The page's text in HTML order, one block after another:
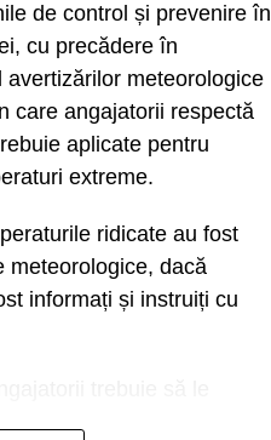
de control și prevenire în
cu precădere în
meteorologice
care angajatorii respectă
aplicate pentru
extreme.
ridicate au fost
meteorologice, dacă
informați și instruiți cu